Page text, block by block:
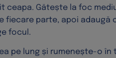
ceapa. Gătește la foc
fiecare parte, apoi adaugă
focul.
pe lung și rumenește-o în